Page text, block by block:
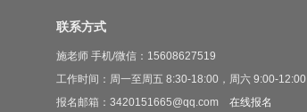
联系方式
施老师 手机/微信：15608627519
工作时间：周一至周五 8:30-18:00，周六 9:00-12:00
报名邮箱：3420151665@qq.com 在线报名